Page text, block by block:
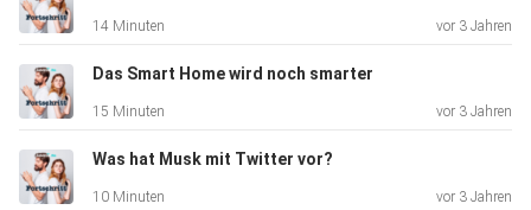
14 Minuten vor 3 Jahren
Das Smart Home wird noch smarter
15 Minuten vor 3 Jahren
Was hat Musk mit Twitter vor?
10 Minuten vor 3 Jahren